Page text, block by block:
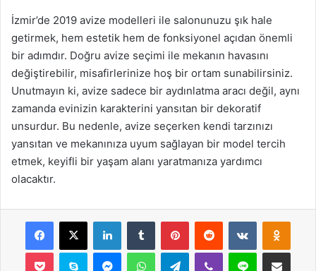
İzmir’de 2019 avize modelleri ile salonunuzu şık hale
getirmek, hem estetik hem de fonksiyonel açıdan önemli
bir adımdır. Doğru avize seçimi ile mekanın havasını
değiştirebilir, misafirlerinize hoş bir ortam sunabilirsiniz.
Unutmayın ki, avize sadece bir aydınlatma aracı değil, aynı
zamanda evinizin karakterini yansıtan bir dekoratif
unsurdur. Bu nedenle, avize seçerken kendi tarzınızı
yansıtan ve mekanınıza uyum sağlayan bir model tercih
etmek, keyifli bir yaşam alanı yaratmanıza yardımcı
olacaktır.
Facebook
X LinkedInTumblr PinterestReddit VKontakte
Pocket Skype MessengerWhatsAppTelegramViber Line E-Posta ile